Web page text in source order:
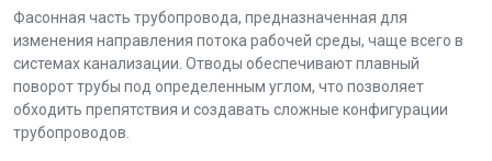
Фасонная часть трубопровода, предназначенная для
изменения направления потока рабочей среды, чаще всего в
системах канализации. Отводы обеспечивают плавный
поворот трубы под определенным углом, что позволяет
обходить препятствия и создавать сложные конфигурации
трубопроводов.